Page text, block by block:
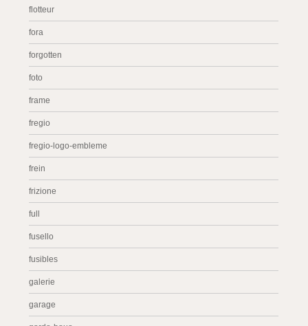
flotteur
fora
forgotten
foto
frame
fregio
fregio-logo-embleme
frein
frizione
full
fusello
fusibles
galerie
garage